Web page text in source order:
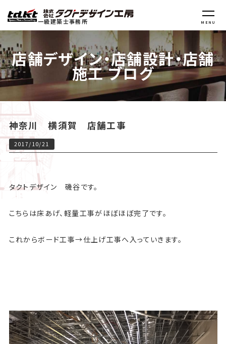
一級建築士事務所 MENU
店舗デザイン・店舗設計・店舗
施工 ブログ
神奈川 横須賀 店舗工事
2017/10/21
タクトデザイン 磯谷です。
こちらは床あげ、軽量工事がほぼほぼ完了です。
これからボード工事→仕上げ工事へ入っていきます。